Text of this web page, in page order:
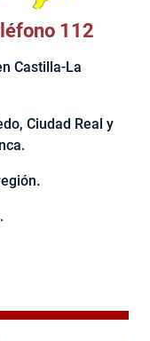
112
Castilla-La
Ciudad Real y